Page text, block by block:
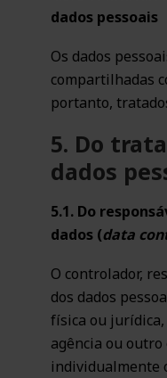
dados pessoais
Os dados
compartilhadas
portanto,
5. Do
dados
5.1. Do
dados (data
O controlador,
dos dados
física ou
agência ou
individualmente